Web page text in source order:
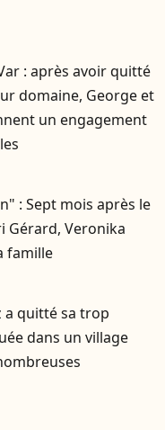
: après avoir quitté
domaine, George et
un engagement
: Sept mois après le
Gérard, Veronika
famille
a quitté sa trop
dans un village